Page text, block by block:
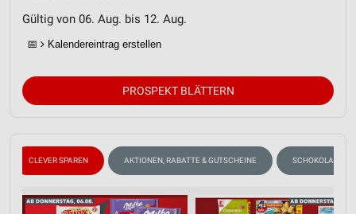
Gültig von 06. Aug. bis 12. Aug.
📅 Kalendereintrag erstellen
PROSPEKT BLÄTTERN
CLEVER SPAREN AKTIONEN, RABATTE & GUTSCHEINE SCHOKOLADE &